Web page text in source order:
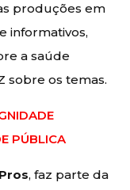
produções em
informativos,
a saúde
sobre os temas.
PÚBLICA
Pros, faz parte da